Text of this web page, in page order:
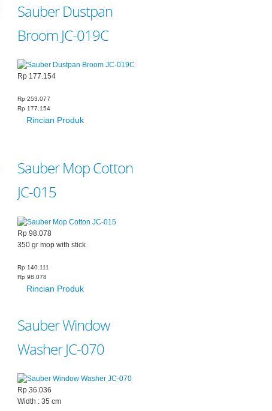
Sauber Dustpan
Broom JC-019C
Rp 177.154
Rp 253.077
Rp 177.154
Rincian Produk
Sauber Mop Cotton
JC-015
Rp 98.078
350 gr mop with stick
Rp 140.111
Rp 98.078
Rincian Produk
Sauber Window
Washer JC-070
Rp 36.036
Width : 35 cm